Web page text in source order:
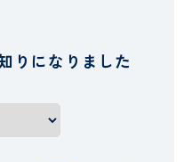
りになりました